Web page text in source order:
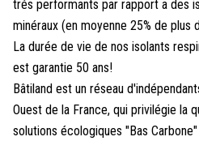
trés performants par rapport a des
minéraux (en moyenne 25% de plus
La durée de vie de nos isolants
est garantie 50 ans!
Bâtiland est un réseau
Ouest de la France, qui privilégie la
solutions écologiques "Bas